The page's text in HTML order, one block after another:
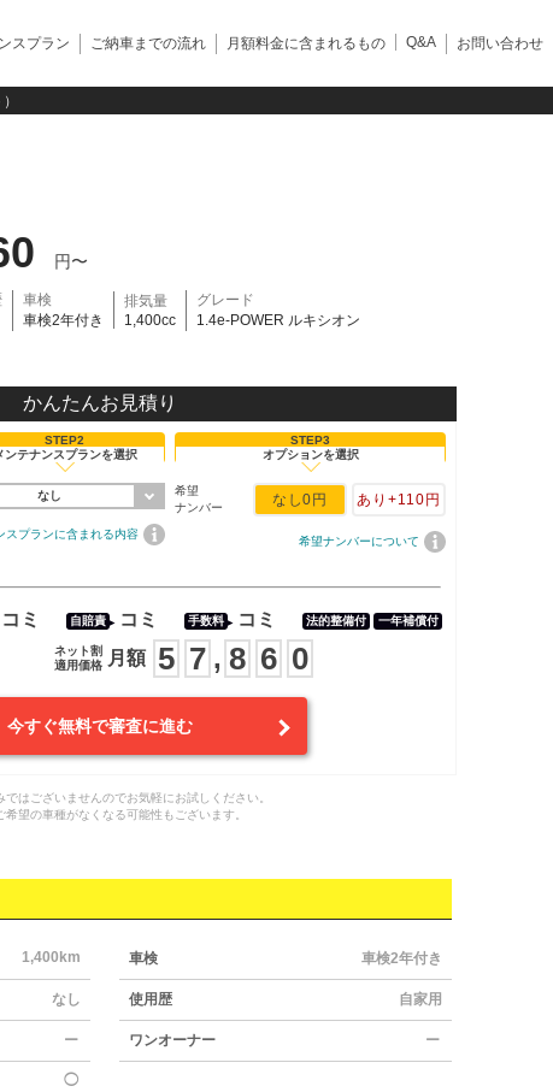
スプラン ご納車までの流れ 月額料金に含まれるもの Q&A お問い合わせ
円〜
車検
車検2年付き
排気量
1,400cc
グレード
1.4e-POWER ルキシオン
かんたんお見積り
STEP2
ンテナンスプランを選択
なし
スプランに含まれる内容
STEP3
オプションを選択
希望
ナンバー
なし0円 あり +110円
希望ナンバーについて
コミ 自賠責 コミ 手数料 コミ 法的整備付 一年補償付
ネット割
適用価格
月額 5 7 , 8 6 0
今すぐ無料で審査に進む
はございませんのでお気軽にお試しください。
望の車種がなくなる可能性もございます。
1,400km 車検 車検2年付き
なし 使用歴 自家用
ー ワンオーナー ー
◯